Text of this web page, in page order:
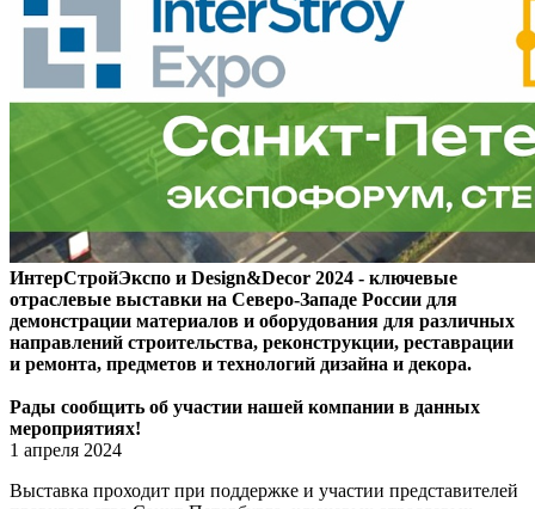
ИнтерСтройЭкспо и Design&Decor 2024 - ключевые
отраслевые выставки на Северо-Западе России для
демонстрации материалов и оборудования для различных
направлений строительства, реконструкции, реставрации
и ремонта, предметов и технологий дизайна и декора.
Рады сообщить об участии нашей компании в данных
мероприятиях!
1 апреля 2024
Выставка проходит при поддержке и участии представителей